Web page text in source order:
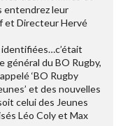
entendrez leur
et Directeur Hervé
identifiées…c’était
général du BO Rugby,
‘BO Rugby
et des nouvelles
celui des Jeunes
Léo Coly et Max